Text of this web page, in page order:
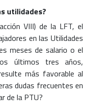
utilidades?
VIII) de la LFT, el
en las Utilidades
meses de salario o el
últimos tres años,
más favorable al
dudas frecuentes en
de la PTU?